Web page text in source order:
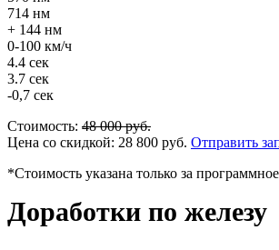
714 нм
+ 144 нм
0-100 км/ч
4.4 сек
3.7 сек
-0,7 сек
Стоимость: 48 000руб.
Цена со скидкой: 28 800 руб. Отправить
*Стоимость указана только за
Доработки по железу